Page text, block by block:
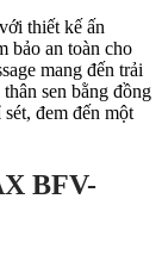
với thiết kế ấn
bảo an toàn cho
mang đến trải
sen bằng đồng
đem đến một
BFV-